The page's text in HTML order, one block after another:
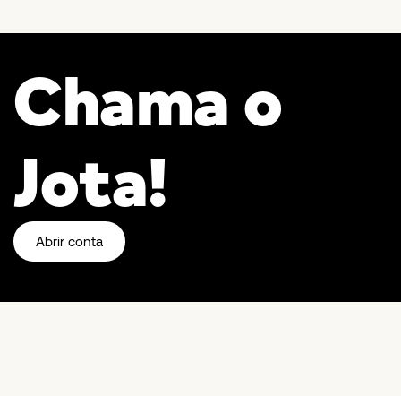
Chama o
Jota!
Abrir conta